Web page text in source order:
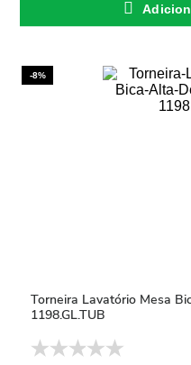
-8%
Torneira Lavatório Mesa
1198.GL.TUB